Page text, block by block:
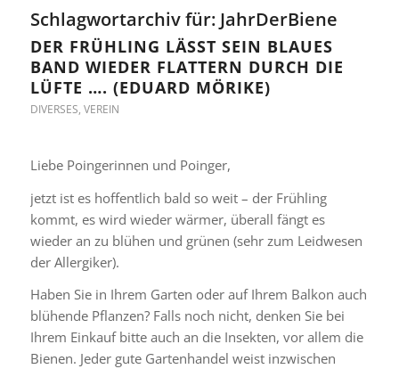
Schlagwortarchiv für: JahrDerBiene
DER FRÜHLING LÄSST SEIN BLAUES
BAND WIEDER FLATTERN DURCH DIE
LÜFTE …. (EDUARD MÖRIKE)
DIVERSES, VEREIN
Liebe Poingerinnen und Poinger,
jetzt ist es hoffentlich bald so weit – der Frühling
kommt, es wird wieder wärmer, überall fängt es
wieder an zu blühen und grünen (sehr zum Leidwesen
der Allergiker).
Haben Sie in Ihrem Garten oder auf Ihrem Balkon auch
blühende Pflanzen? Falls noch nicht, denken Sie bei
Ihrem Einkauf bitte auch an die Insekten, vor allem die
Bienen. Jeder gute Gartenhandel weist inzwischen